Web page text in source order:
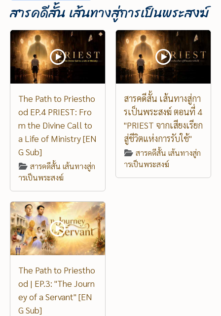
สารคดีสั้น เส้นทางสู่การเป็นพระสงฆ์
The Path to Priestho
od EP.4 PRIEST: Fro
m the Divine Call to
a Life of Ministry [EN
G Sub]
สารคดีสั้น เส้นทางสู่ก
ารเป็นพระสงฆ์
สารคดีสั้น เส้นทางสู่กา
รเป็นพระสงฆ์ ตอนที่ 4
"PRIEST จากเสียงเรียก
สู่ชีวิตแห่งการรับใช้"
สารคดีสั้น เส้นทางสู่ก
ารเป็นพระสงฆ์
The Path to Priestho
od | EP.3: "The Journ
ey of a Servant" [EN
G Sub]